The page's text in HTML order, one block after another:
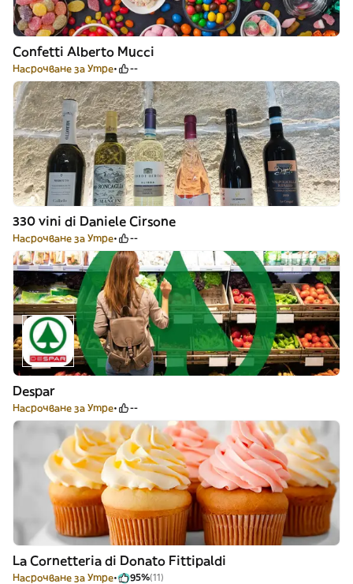
Confetti Alberto Mucci
Насрочване за Утре --
330 vini di Daniele Cirsone
Насрочване за Утре --
Despar
Насрочване за Утре --
La Cornetteria di Donato Fittipaldi
Насрочване за Утре 95%(11)